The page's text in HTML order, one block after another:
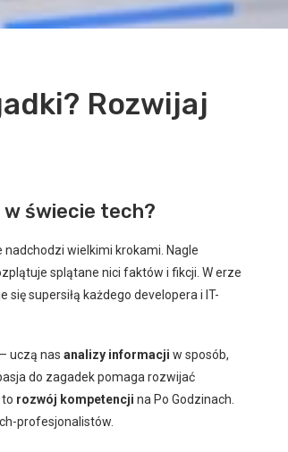
Rozwijaj
świecie tech?
nadchodzi wielkimi krokami. Nagle
splątane nici faktów i fikcji. W erze
się supersiłą każdego developera i IT-
uczą nas analizy informacji w sposób,
do zagadek pomaga rozwijać
to rozwój kompetencji na Po Godzinach.
profesjonalistów.